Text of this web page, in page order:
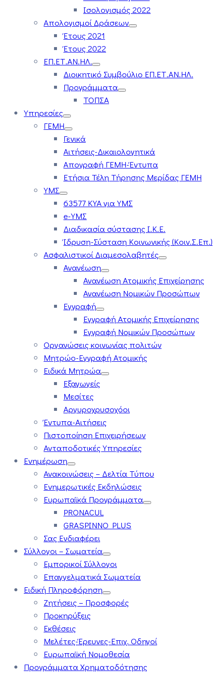
Ισολογισμός 2022
Απολογισμοί Δράσεων
Έτους 2021
Έτους 2022
ΕΠ.ΕΤ.ΑΝ.ΗΛ.
Διοικητικό Συμβούλιο ΕΠ.ΕΤ.ΑΝ.ΗΛ.
Προγράμματα
ΤΟΠΣΑ
Υπηρεσίες
ΓΕΜΗ
Γενικά
Αιτήσεις-Δικαιολογητικά
Απογραφή ΓΕΜΗ-Έντυπα
Ετήσια Τέλη Τήρησης Μερίδας ΓΕΜΗ
ΥΜΣ
63577 ΚΥΑ για ΥΜΣ
e-ΥΜΣ
Διαδικασία σύστασης Ι.Κ.Ε.
Ίδρυση-Σύσταση Κοινωνικής (Κοιν.Σ.Επ.)
Ασφαλιστικοί Διαμεσολαβητές
Ανανέωση
Ανανέωση Ατομικής Επιχείρησης
Ανανέωση Νομικών Προσώπων
Εγγραφή
Εγγραφή Ατομικής Επιχείρησης
Εγγραφή Νομικών Προσώπων
Οργανώσεις κοινωνίας πολιτών
Μητρώο-Εγγραφή Ατομικής
Ειδικά Μητρώα
Εξαγωγείς
Μεσίτες
Αργυροχρυσοχόοι
Έντυπα-Αιτήσεις
Πιστοποίηση Επιχειρήσεων
Ανταποδοτικές Υπηρεσίες
Ενημέρωση
Ανακοινώσεις – Δελτία Τύπου
Ενημερωτικές Εκδηλώσεις
Ευρωπαϊκά Προγράμματα
PRONACUL
GRASPINNO PLUS
Σας Ενδιαφέρει
Σύλλογοι – Σωματεία
Εμπορικοί Σύλλογοι
Επαγγελματικά Σωματεία
Ειδική Πληροφόρηση
Ζητήσεις – Προσφορές
Προκηρύξεις
Εκθέσεις
Μελέτες-Έρευνες-Επιχ. Οδηγοί
Ευρωπαϊκή Νομοθεσία
Προγράμματα Χρηματοδότησης